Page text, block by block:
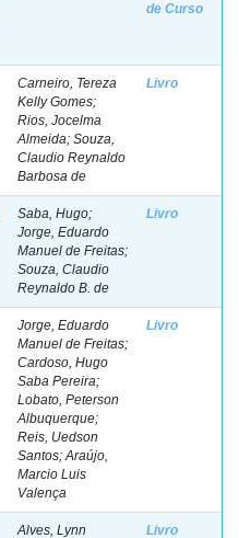
de Curso
Carneiro, Tereza
Kelly Gomes;
Rios, Jocelma
Almeida; Souza,
Claudio Reynaldo
Barbosa de
Livro
Saba, Hugo;
Jorge, Eduardo
Manuel de Freitas;
Souza, Claudio
Reynaldo B. de
Livro
Jorge, Eduardo
Manuel de Freitas;
Cardoso, Hugo
Saba Pereira;
Lobato, Peterson
Albuquerque;
Reis, Uedson
Santos; Araújo,
Marcio Luis
Valença
Livro
Alves, Lynn
Livro